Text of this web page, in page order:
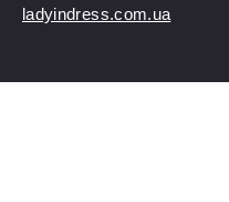
ladyindress.com.ua